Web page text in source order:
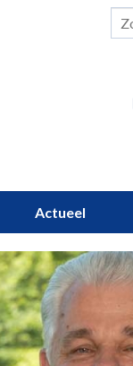
Actueel